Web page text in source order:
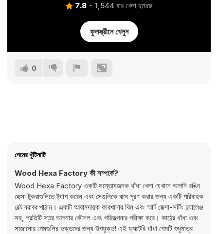
7.8 1,544 বার খেলা হয়েছে
ফুলস্ক্রীনে খেলুন
0
গেমের খুঁটিনাটি
Wood Hexa Factory কী সম্পর্কে?
Wood Hexa Factory একটি সন্তোষজনক ধাঁধা খেলা যেখানে আপনি রঙিন
হেক্সা টুকরাগুলিতে ট্যাপ করেন এবং সেগুলিকে বাক্স পূরণ করার জন্য একটি পরিবাহক
বেল্ট বরাবর পাঠান। একটি আরামদায়ক কারখানার থিম এবং স্মার্ট হেক্সা-সর্টিং চ্যালেঞ্জ
সহ, প্রতিটি স্তর আপনার কৌশল এবং পরিকল্পনার পরীক্ষা করে। কাঠের ধাঁধা এবং
সাজানোর গেমগুলির ভক্তদের জন্য উপযুক্ত! এই ফ্যাক্টরি ধাঁধা গেমটি শুধুমাত্র